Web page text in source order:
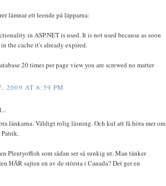
lämnar ett leende på läpparna:
in ASP.NET is used. It is not used because as soon
the cache it's already expired.
20 times per page view you are screwed no matter
2009 AT 6:59 PM
länkarna. Väldigt rolig läsning. Och kul att få höra mer om
Patrik.
Plentyoffish som sådan ser så sunkig ut. Man tänker
HÄR sajten en av de största i Canada? Det ger en